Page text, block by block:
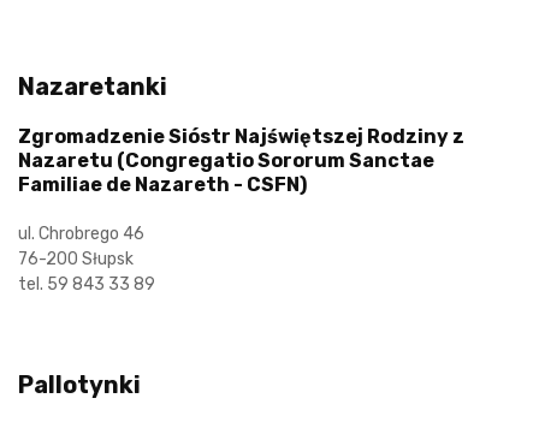
Nazaretanki
Zgromadzenie Sióstr Najświętszej Rodziny z
Nazaretu (Congregatio Sororum Sanctae
Familiae de Nazareth - CSFN)
ul. Chrobrego 46
76-200 Słupsk
tel. 59 843 33 89
Pallotynki